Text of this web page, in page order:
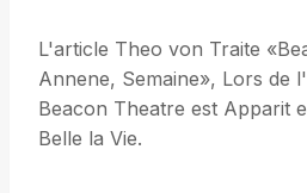
L'article Theo von Traite
Annene, Semaine», Lors de
Beacon Theatre est Apparit
Belle la Vie.